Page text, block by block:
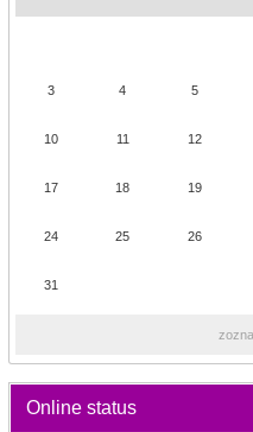
3 4 5
10 11 12
17 18 19
24 25 26
31
Online status